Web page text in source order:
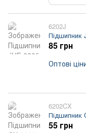
6202J
Підшипник
85 грн
Оптові
6202CX
Підшипник
55 грн